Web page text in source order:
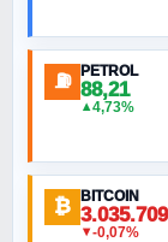
⛽ PETROL
88,21
▲4,73%
₿ BITCOIN
3.035.709
▼-0,07%